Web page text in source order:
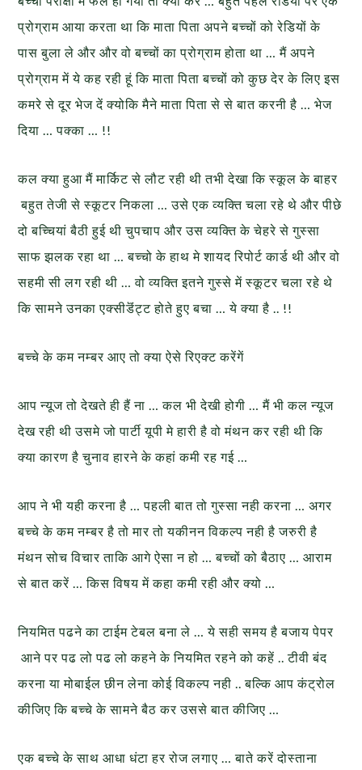
प्रोग्राम आया करता था कि माता पिता अपने बच्चों को रेडियों के
पास बुला ले और और वो बच्चों का प्रोग्राम होता था … मैं अपने
प्रोग्राम में ये कह रही हूं कि माता पिता बच्चों को कुछ देर के लिए इस
कमरे से दूर भेज दें क्योकि मैने माता पिता से से बात करनी है … भेज
दिया … पक्का … !!
कल क्या हुआ मैं मार्किट से लौट रही थी तभी देखा कि स्कूल के बाहर
बहुत तेजी से स्कूटर निकला … उसे एक व्यक्ति चला रहे थे और पीछे
दो बच्चियां बैठी हुई थी चुपचाप और उस व्यक्ति के चेहरे से गुस्सा
साफ झलक रहा था … बच्चो के हाथ मे शायद रिपोर्ट कार्ड थी और वो
सहमी सी लग रही थी … वो व्यक्ति इतने गुस्से में स्कूटर चला रहे थे
कि सामने उनका एक्सीडॆंट्ट होते हुए बचा … ये क्या है .. !!
बच्चे के कम नम्बर आए तो क्या ऐसे रिएक्ट करेंगें
आप न्यूज तो देखते ही हैं ना … कल भी देखी होगी … मैं भी कल न्यूज
देख रही थी उसमे जो पार्टी यूपी मे हारी है वो मंथन कर रही थी कि
क्या कारण है चुनाव हारने के कहां कमी रह गई …
आप ने भी यही करना है … पहली बात तो गुस्सा नही करना … अगर
बच्चे के कम नम्बर है तो मार तो यकीनन विकल्प नही है जरुरी है
मंथन सोच विचार ताकि आगे ऐसा न हो … बच्चों को बैठाए … आराम
से बात करें … किस विषय में कहा कमी रही और क्यो …
नियमित पढने का टाईम टेबल बना ले … ये सही समय है बजाय पेपर
आने पर पढ लो पढ लो कहने के नियमित रहने को कहें .. टीवी बंद
करना या मोबाईल छीन लेना कोई विकल्प नही .. बल्कि आप कंट्रोल
कीजिए कि बच्चे के सामने बैठ कर उससे बात कीजिए …
एक बच्चे के साथ आधा धंटा हर रोज लगाए … बाते करें दोस्ताना